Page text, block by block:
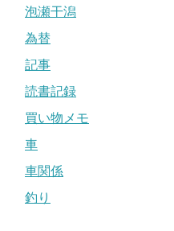
泡瀬干潟
為替
記事
読書記録
買い物メモ
車
車関係
釣り